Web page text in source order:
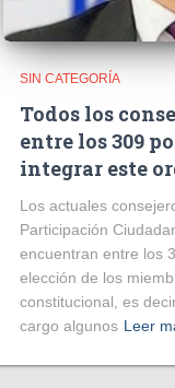
SIN CATEGORÍA
Todos los
entre los 309
integrar este
Los actuales
Participación
encuentran entre los
elección de los
constitucional, es
cargo algunos Leer